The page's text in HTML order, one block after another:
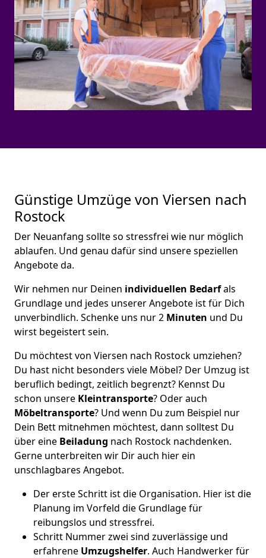
Günstige Umzüge von Viersen nach
Rostock
Der Neuanfang sollte so stressfrei wie nur möglich
ablaufen. Und genau dafür sind unsere speziellen
Angebote da.
Wir nehmen nur Deinen individuellen Bedarfals
Grundlage und jedes unserer Angebote ist für Dich
unverbindlich. Schenke uns nur 2 Minuten und Du
wirst begeistert sein.
Du möchtest von Viersen nach Rostock umziehen?
Du hast nicht besonders viele Möbel? Der Umzug ist
beruflich bedingt, zeitlich begrenzt? Kennst Du
schon unsere Kleintransporte? Oder auch
Möbeltransporte? Und wenn Du zum Beispiel nur
Dein Bett mitnehmen möchtest, dann solltest Du
über eine Beiladung nach Rostock nachdenken.
Gerne unterbreiten wir Dir auch hier ein
unschlagbares Angebot.
Der erste Schritt ist die Organisation. Hier ist die
Planung im Vorfeld die Grundlage für
reibungslos und stressfrei.
Schritt Nummer zwei sind zuverlässige und
erfahrene Umzugshelfer. Auch Handwerker für